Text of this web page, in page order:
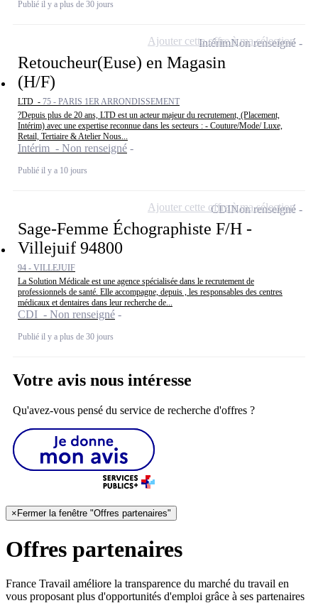
Publié il y a plus de 30 jours
Retoucheur(Euse) en Magasin
(H/F)
LTD - 75 - PARIS 1ER ARRONDISSEMENT
?Depuis plus de 20 ans, LTD est un acteur majeur du recrutement, (Placement,
Intérim) avec une expertise reconnue dans les secteurs : - Couture/Mode/ Luxe,
Retail, Tertiaire & Atelier Nous...
Intérim - Non renseigné
Publié il y a 10 jours
IntérimNon renseigné
Ajouter cette offre à ma sélection
Sage-Femme Échographiste F/H -
Villejuif 94800
94 - VILLEJUIF
La Solution Médicale est une agence spécialisée dans le recrutement de
professionnels de santé. Elle accompagne, depuis , les responsables des centres
médicaux et dentaires dans leur recherche de...
CDI - Non renseigné
Publié il y a plus de 30 jours
CDINon renseigné
Ajouter cette offre à ma sélection
Votre avis nous intéresse
Qu'avez-vous pensé du service de recherche d'offres ?
× Fermer la fenêtre "Offres partenaires"
Offres partenaires
France Travail améliore la transparence du marché du travail en
vous proposant plus d'opportunités d'emploi grâce à ses partenaires